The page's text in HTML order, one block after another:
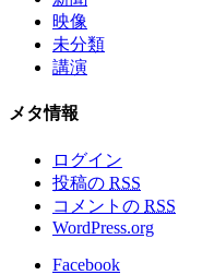
映像
未分類
講演
メタ情報
ログイン
投稿の RSS
コメントの RSS
WordPress.org
Facebook